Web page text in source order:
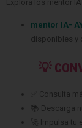
Explora los mentor
mentor IA-
disponibles y
💡
✅ Consulta
📚 Descarga
🚀 Impulsa tu